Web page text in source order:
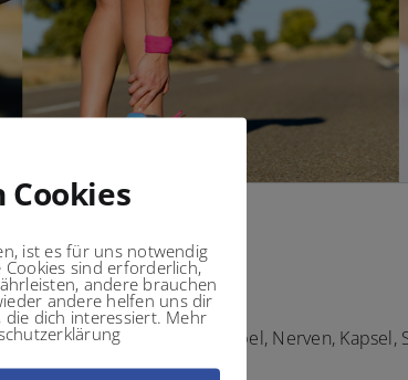
zwischen Muskeln, Knorpel, Nerven, Kapsel,
ist es für uns notwendig
Cookies sind erforderlich,
andere brauchen
andere helfen uns dir
die dich interessiert. Mehr